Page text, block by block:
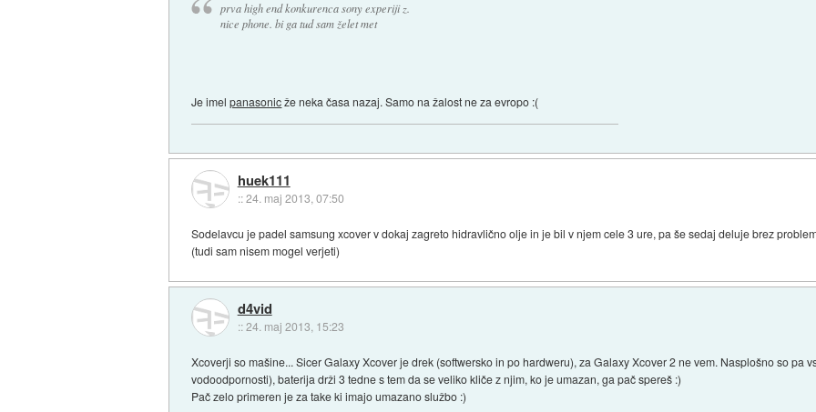
prva high end konkurenca sony experiji z.
nice phone. bi ga tud sam želet met
Je imelpanasonicže neka časa nazaj. Samo na žalost ne za evropo :(
huek111
::24. maj 2013, 07:50
Sodelavcu je padel samsung xcover v dokaj zagreto hidravlično olje in je bil v njem cele 3 ure, pa še sedaj deluje brez
(tudi sam nisem mogel verjeti)
d4vid
::24. maj 2013, 15:23
Xcoverji so mašine... Sicer Galaxy Xcover je drek (softwersko in po hardweru), za Galaxy Xcover 2 ne vem. Nasplošno so pa
vodoodpornosti), baterija drži 3 tedne s tem da se veliko kliče z njim, ko je umazan, ga pač spereš :)
Pač zelo primeren je za take ki imajo umazano službo :)